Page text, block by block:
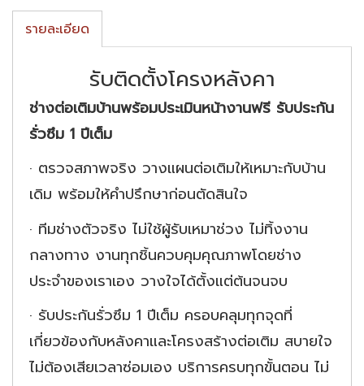
รายละเอียด
รับติดตั้งโครงหลังคา
ช่างต่อเติมบ้านพร้อมประเมินหน้างานฟรี รับประกัน
รั่วซึม 1 ปีเต็ม
· ตรวจสภาพจริง วางแผนต่อเติมให้เหมาะกับบ้าน
เดิม พร้อมให้คำปรึกษาก่อนตัดสินใจ
· ทีมช่างตัวจริง ไม่ใช้ผู้รับเหมาช่วง ไม่ทิ้งงาน
กลางทาง งานทุกชิ้นควบคุมคุณภาพโดยช่าง
ประจำของเราเอง วางใจได้ตั้งแต่ต้นจนจบ
· รับประกันรั่วซึม 1 ปีเต็ม ครอบคลุมทุกจุดที่
เกี่ยวข้องกับหลังคาและโครงสร้างต่อเติม สบายใจ
ไม่ต้องเสียเวลาซ่อมเอง บริการครบทุกขั้นตอน ไม่